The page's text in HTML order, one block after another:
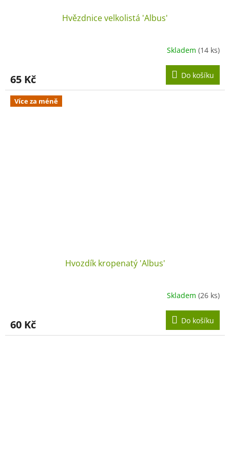
Hvězdnice velkolistá 'Albus'
Skladem (14 ks)
65 Kč Do košíku
Více za méně
Hvozdík kropenatý 'Albus'
Skladem (26 ks)
60 Kč Do košíku